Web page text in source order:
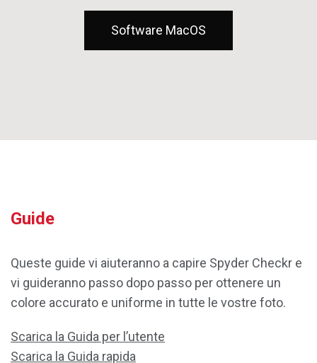
Software MacOS
Guide
Queste guide vi aiuteranno a capire Spyder Checkr e
vi guideranno passo dopo passo per ottenere un
colore accurato e uniforme in tutte le vostre foto.
Scarica la Guida per l’utente
Scarica la Guida rapida